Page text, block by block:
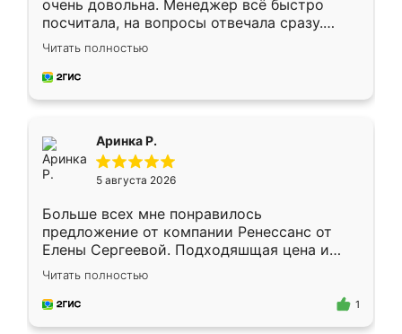
очень довольна. Менеджер всё быстро
посчитала, на вопросы отвечала сразу.
Замерщик приехал в субботу, подошёл к
делу со всей ответственностью. Собрали
за день, ребята работали аккуратно, даже
Читать полностью
Аринка Р.
5 августа 2026
Больше всех мне понравилось
предложение от компании Ренессанс от
Елены Сергеевой. Подходяшщая цена и
короткие сроки изготовления. Приехавший
для замера сотрудник Владислав
предложил по моему эскизу самый
Читать полностью
1